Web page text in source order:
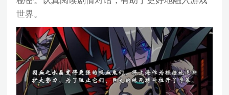
世界。